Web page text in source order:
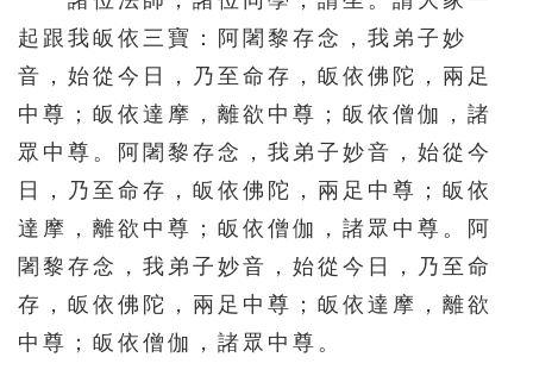
131 132 133 134 135
136 137 138 139 140
141 142 143 144 145
146 147 148 149 150
151 152 153 154 155
161 162 163 164 165
166 167 168
起跟我皈依三寶：阿闍黎存念，我弟子妙
音，始從今日，乃至命存，皈依佛陀，兩足
中尊；皈依達摩，離欲中尊；皈依僧伽，諸
眾中尊。阿闍黎存念，我弟子妙音，始從今
日，乃至命存，皈依佛陀，兩足中尊；皈依
達摩，離欲中尊；皈依僧伽，諸眾中尊。阿
闍黎存念，我弟子妙音，始從今日，乃至命
存，皈依佛陀，兩足中尊；皈依達摩，離欲
中尊；皈依僧伽，諸眾中尊。